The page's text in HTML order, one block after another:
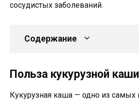
сосудистых заболеваний.
Содержание
Польза кукурузной каши
Кукурузная каша — одно из самых